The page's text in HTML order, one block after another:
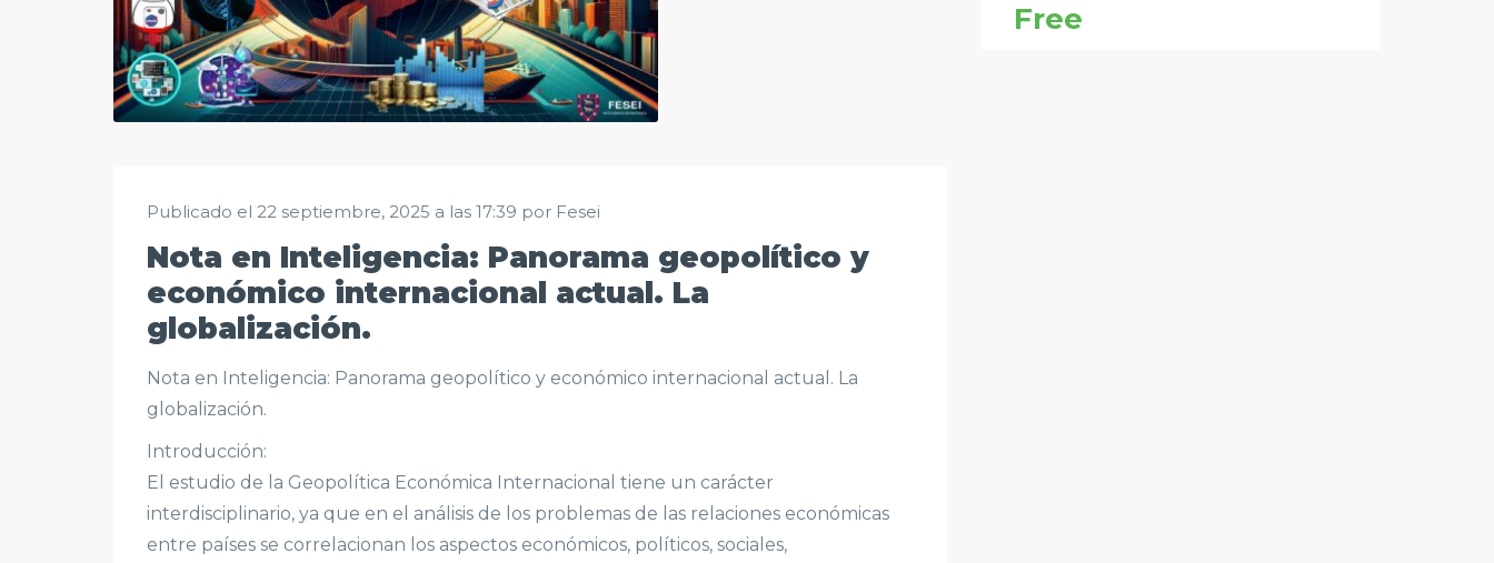
Publicado el 22 septiembre, 2025 a las 17:39 por Fesei
Nota en Inteligencia: Panorama geopolítico y
económico internacional actual. La
globalización.
Nota en Inteligencia: Panorama geopolítico y económico internacional actual. La
globalización.
Introducción:
El estudio de la Geopolítica Económica Internacional tiene un carácter
interdisciplinario, ya que en el análisis de los problemas de las relaciones económicas
entre países se correlacionan los aspectos económicos, políticos, sociales,
Free